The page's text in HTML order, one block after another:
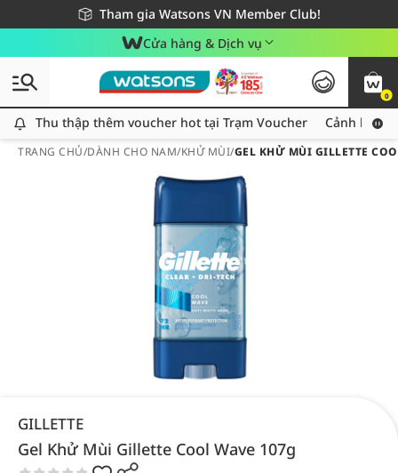
Tham gia Watsons VN Member Club!
Miễn phí giao hàng cho đơn hàng từ 249,000Đ
Giao hàng nhanh 24h - Áp dụng khu vực TP. Hồ Chí Minh
Cửa hàng & Dịch vụ
0
Thu thập thêm voucher hot tại Trạm Voucher
Thu thập thêm voucher hot tại Trạm Voucher Cảnh báo
TRANG CHỦ/DÀNH CHO NAM/KHỬ MÙI/GEL KHỬ MÙI GILLETTE
GILLETTE
Gel Khử Mùi Gillette Cool Wave 107g